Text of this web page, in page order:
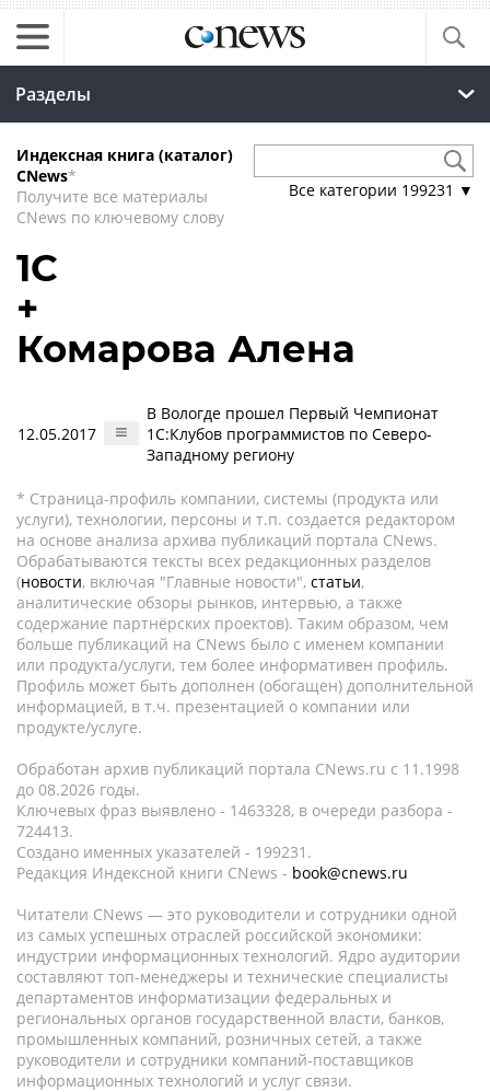
Разделы
Индексная книга (каталог)
CNews*
Получите все материалы
CNews по ключевому слову
Все категории 199231 ▼
1С
+
Комарова Алена
12.05.2017
В Вологде прошел Первый Чемпионат
1С:Клубов программистов по Северо-
Западному региону
* Страница-профиль компании, системы (продукта или
услуги), технологии, персоны и т.п. создается редактором
на основе анализа архива публикаций портала CNews.
Обрабатываются тексты всех редакционных разделов
(новости, включая "Главные новости", статьи,
аналитические обзоры рынков, интервью, а также
содержание партнёрских проектов). Таким образом, чем
больше публикаций на CNews было с именем компании
или продукта/услуги, тем более информативен профиль.
Профиль может быть дополнен (обогащен) дополнительной
информацией, в т.ч. презентацией о компании или
продукте/услуге.
Обработан архив публикаций портала CNews.ru c 11.1998
до 08.2026 годы.
Ключевых фраз выявлено - 1463328, в очереди разбора -
724413.
Создано именных указателей - 199231.
Редакция Индексной книги CNews - book@cnews.ru
Читатели CNews — это руководители и сотрудники одной
из самых успешных отраслей российской экономики:
индустрии информационных технологий. Ядро аудитории
составляют топ-менеджеры и технические специалисты
департаментов информатизации федеральных и
региональных органов государственной власти, банков,
промышленных компаний, розничных сетей, а также
руководители и сотрудники компаний-поставщиков
информационных технологий и услуг связи.